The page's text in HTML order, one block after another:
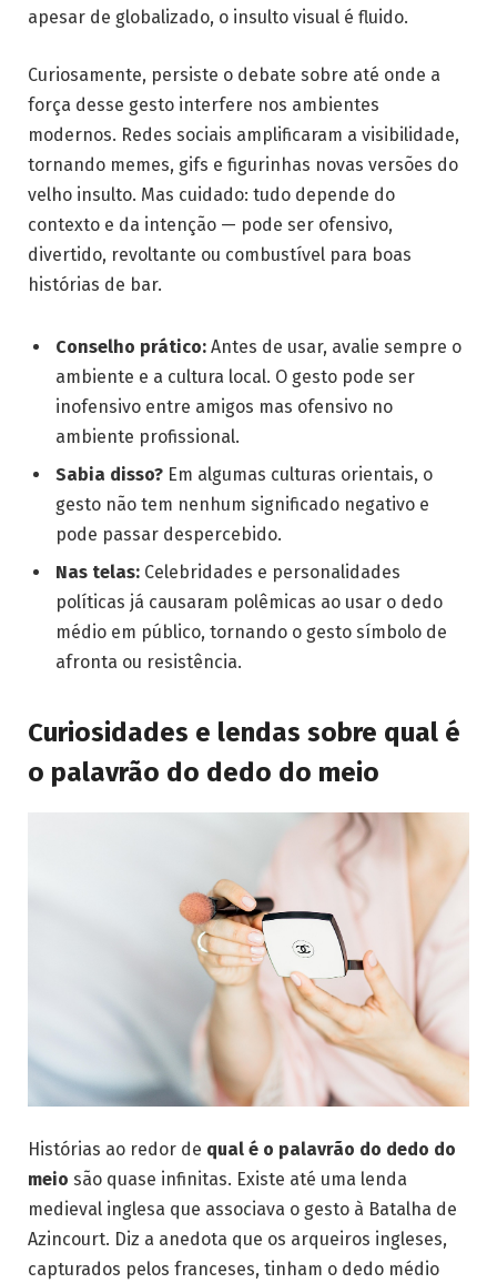
apesar de globalizado, o insulto visual é fluido.
Curiosamente, persiste o debate sobre até onde a
força desse gesto interfere nos ambientes
modernos. Redes sociais amplificaram a visibilidade,
tornando memes, gifs e figurinhas novas versões do
velho insulto. Mas cuidado: tudo depende do
contexto e da intenção — pode ser ofensivo,
divertido, revoltante ou combustível para boas
histórias de bar.
Conselho prático: Antes de usar, avalie sempre o
ambiente e a cultura local. O gesto pode ser
inofensivo entre amigos mas ofensivo no
ambiente profissional.
Sabia disso? Em algumas culturas orientais, o
gesto não tem nenhum significado negativo e
pode passar despercebido.
Nas telas: Celebridades e personalidades
políticas já causaram polêmicas ao usar o dedo
médio em público, tornando o gesto símbolo de
afronta ou resistência.
Curiosidades e lendas sobre qual é
o palavrão do dedo do meio
Histórias ao redor de qual é o palavrão do dedo do
meio são quase infinitas. Existe até uma lenda
medieval inglesa que associava o gesto à Batalha de
Azincourt. Diz a anedota que os arqueiros ingleses,
capturados pelos franceses, tinham o dedo médio